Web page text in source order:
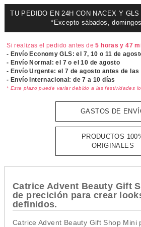
TU PEDIDO EN 24H CON NACEX Y
*Excepto sábados,
Si realizas el pedido antes de5 horas y 47
- Envío Economy GLS: el 7, 10 o 11 de
- Envío Normal: el 7 o el 10 de agosto
- Envío Urgente: el7 de agosto antes de las
- Envío Internacional: de 7 a 10 días
* Este plazo puede variar debido a las festividades
GASTOS DE
PRODUCTOS
ORIGINALES
Catrice Advent Beauty Gift
de precición para crear
definidos.
Catrice Advent Beauty Gift Shop Mini